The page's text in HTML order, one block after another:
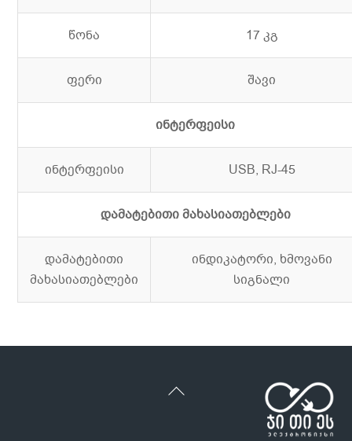
წონა 17 კგ
ფერი შავი
ინტერფეისი
ინტერფეისი USB, RJ-45
დამატებითი მახასიათებლები
დამატებითი
მახასიათებლები
ინდიკატორი, ხმოვანი
სიგნალი
Back